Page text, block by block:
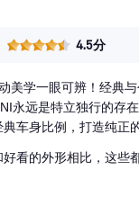
昨天的自己暗暗较劲
间，引擎声浪像被唤
得很刺激。小小的车
突破400km大关。看
集过无数次雨水敲打
着折叠野餐篮。突然
4.5分
美学一眼可辨！经典
永远是特立独行的存
车身比例，打造纯正
套件：全新的品
生活注定拉风动魄。 ??智能
看的外形相比，这些